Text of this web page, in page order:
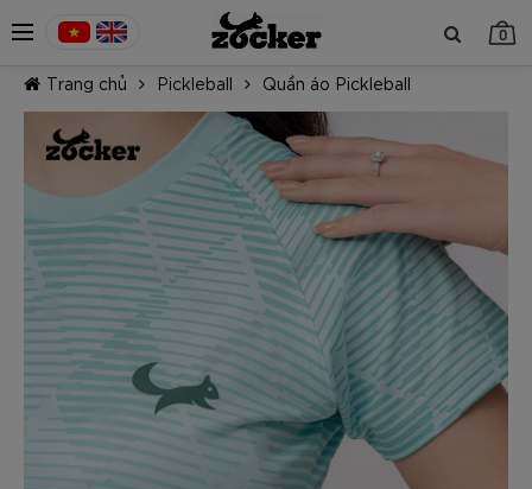
0
TIẾP TỤC MUA HÀNG
Trang chủ Pickleball Quần áo Pickleball